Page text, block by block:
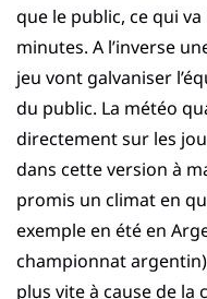
que le public, ce qui
minutes. A l’inverse
jeu vont galvaniser
du public. La météo
directement sur les
dans cette version à
promis un climat en
exemple en été en
championnat
plus vite à cause de la